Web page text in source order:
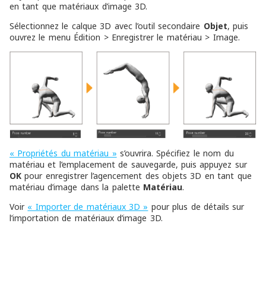
en tant que matériaux d’image 3D.
Sélectionnez le calque 3D avec l’outil secondaire Objet, puis
ouvrez le menu Édition > Enregistrer le matériau > Image.
« Propriétés du matériau » s’ouvrira. Spécifiez le nom du
matériau et l’emplacement de sauvegarde, puis appuyez sur
OK pour enregistrer l’agencement des objets 3D en tant que
matériau d’image dans la palette Matériau.
Voir « Importer de matériaux 3D » pour plus de détails sur
l’importation de matériaux d’image 3D.